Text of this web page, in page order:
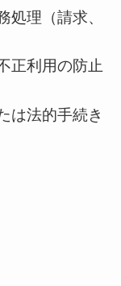
処理（請求、
正利用の防止
は法的手続き